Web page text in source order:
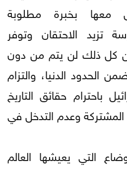
معها بخبرة مطلوبة
تزيد الاحتقان وتوفر
كل ذلك لن يتم من دون
الحدود الدنيا، والتزام
باحترام حقائق التاريخ
المشتركة وعدم التدخل في
التي يعيشها العالم